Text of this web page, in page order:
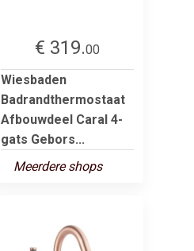
€ 319.00
Wiesbaden
Badrandthermostaat
Afbouwdeel Caral 4-
gats Gebors...
Meerdere shops